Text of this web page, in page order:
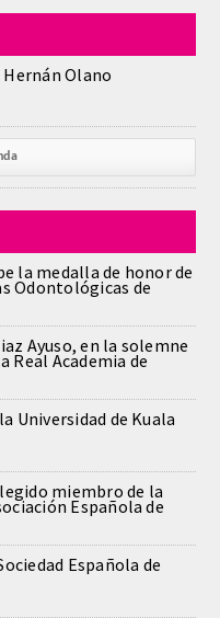
LA
Hernán Olano
la medalla de honor de
Odontológicas de
Ayuso, en la solemne
Real Academia de
Universidad de Kuala
miembro de la
Española de
Española de